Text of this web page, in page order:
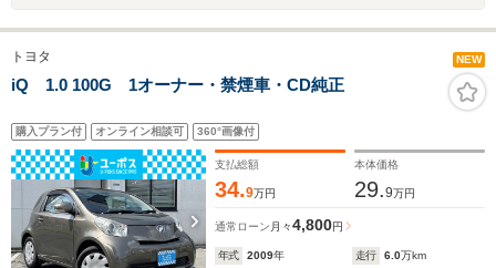
トヨタ NEW
iQ 1.0 100G 1オーナー・禁煙車・CD純正
購入プラン付 オンライン相談可 360°画像付
支払総額
34.9万円
本体価格
29.9万円
通常ローン 月々4,800円
年式 2009年 走行 6.0万km